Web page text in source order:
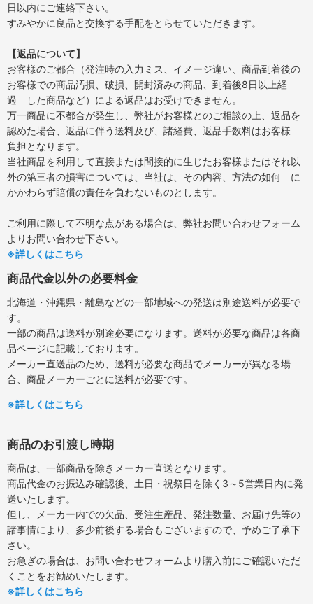
日以内にご連絡下さい。
すみやかに良品と交換する手配をとらせていただきます。
【返品について】
お客様のご都合（発注時の入力ミス、イメージ違い、商品到着後の
お客様での商品汚損、破損、開封済みの商品、到着後8日以上経
過 した商品など）による返品はお受けできません。
万一商品に不都合が発生し、弊社がお客様とのご相談の上、返品を
認めた場合、返品に伴う送料及び、諸経費、返品手数料はお客様
負担となります。
当社商品を利用して直接または間接的に生じたお客様またはそれ以
外の第三者の損害については、当社は、その内容、方法の如何 に
かかわらず賠償の責任を負わないものとします。
ご利用に際して不明な点がある場合は、弊社お問い合わせフォーム
よりお問い合わせ下さい。
※詳しくはこちら
商品代金以外の必要料金
北海道・沖縄県・離島などの一部地域への発送は別途送料が必要で
す。
一部の商品は送料が別途必要になります。送料が必要な商品は各商
品ページに記載しております。
メーカー直送品のため、送料が必要な商品でメーカーが異なる場
合、商品メーカーごとに送料が必要です。
※詳しくはこちら
商品のお引渡し時期
商品は、一部商品を除きメーカー直送となります。
商品代金のお振込み確認後、土日・祝祭日を除く3～5営業日内に発
送いたします。
但し、メーカー内での欠品、受注生産品、発注数量、お届け先等の
諸事情により、多少前後する場合もございますので、予めご了承下
さい。
お急ぎの場合は、お問い合わせフォームより購入前にご確認いただ
くことをお勧めいたします。
※詳しくはこちら